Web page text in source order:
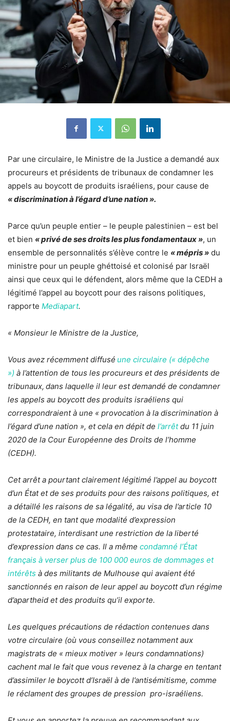
Par une circulaire, le Ministre de la Justice a demandé aux
procureurs et présidents de tribunaux de condamner les
appels au boycott de produits israéliens, pour cause de
« discrimination à l’égard d’une nation ».
Parce qu’un peuple entier – le peuple palestinien – est bel
et bien « privé de ses droits les plus fondamentaux », un
ensemble de personnalités s’élève contre le « mépris » du
ministre pour un peuple ghéttoisé et colonisé par Israël
ainsi que ceux qui le défendent, alors même que la CEDH a
légitimé l’appel au boycott pour des raisons politiques,
rapporte Mediapart.
« Monsieur le Ministre de la Justice,
Vous avez récemment diffusé une circulaire (« dépêche
») à l’attention de tous les procureurs et des présidents de
tribunaux, dans laquelle il leur est demandé de condamner
les appels au boycott des produits israéliens qui
correspondraient à une « provocation à la discrimination à
l’égard d’une nation », et cela en dépit de l’arrêtdu 11 juin
2020 de la Cour Européenne des Droits de l’homme
(CEDH).
Cet arrêt a pourtant clairement légitimé l’appel au boycott
d’un État et de ses produits pour des raisons politiques, et
a détaillé les raisons de sa légalité, au visa de l’article 10
de la CEDH, en tant que modalité d’expression
protestataire, interdisant une restriction de la liberté
d’expression dans ce cas. Il a même condamné l’État
français à verser plus de 100 000 euros de dommages et
intérêts à des militants de Mulhouse qui avaient été
sanctionnés en raison de leur appel au boycott d’un régime
d’apartheid et des produits qu’il exporte.
Les quelques précautions de rédaction contenues dans
votre circulaire (où vous conseillez notamment aux
magistrats de « mieux motiver » leurs condamnations)
cachent mal le fait que vous revenez à la charge en tentant
d’assimiler le boycott d’Israël à de l’antisémitisme, comme
le réclament des groupes de pression pro-israéliens.